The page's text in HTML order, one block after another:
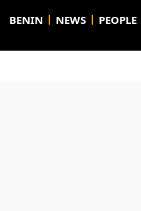
BENIN NEWS PEOPLE